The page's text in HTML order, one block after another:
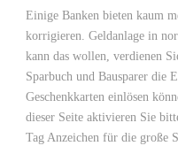
Einige Banken bieten kaum
korrigieren. Geldanlage in
kann das wollen, verdienen
Sparbuch und Bausparer die
Geschenkkarten einlösen
dieser Seite aktivieren Sie
Tag Anzeichen für die große